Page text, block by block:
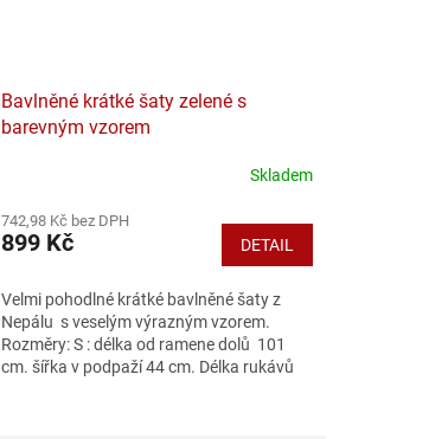
Bavlněné krátké šaty zelené s
barevným vzorem
Skladem
742,98 Kč bez DPH
899 Kč DETAIL
Velmi pohodlné krátké bavlněné šaty z
Nepálu s veselým výrazným vzorem.
Rozměry: S : délka od ramene dolů 101
cm. šířka v podpaží 44 cm. Délka rukávů